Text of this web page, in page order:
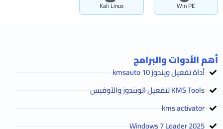
Win PE
Kali Linux
أهم الأدوات والبرامج
أداة تفعيل ويندوز 10 kmsauto
KMS Tools لتفعيل الويندوز والأوفيس
kms activator
2025 Windows 7 Loader